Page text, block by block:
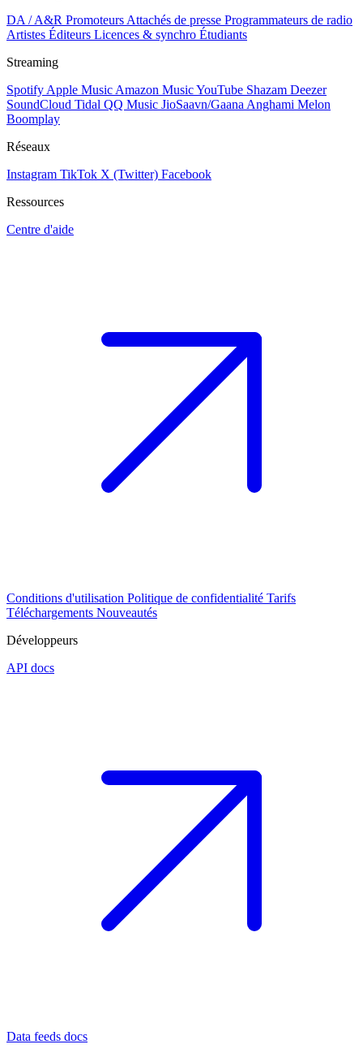
DA / A&R Promoteurs Attachés de presse Programmateurs de radio
Artistes Éditeurs Licences & synchro Étudiants
Streaming
Spotify Apple Music Amazon MusicYouTube Shazam Deezer
SoundCloud Tidal QQ Music JioSaavn/Gaana Anghami Melon
Boomplay
Réseaux
Instagram TikTok X (Twitter) Facebook
Ressources
Centre d'aide
Conditions d'utilisation Politique de confidentialité Tarifs
Téléchargements Nouveautés
Développeurs
API docs
Data feeds docs